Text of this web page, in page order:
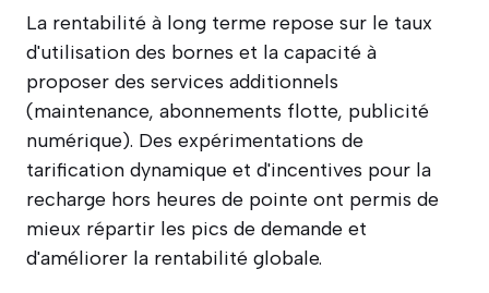
La rentabilité à long terme repose sur le taux
d'utilisation des bornes et la capacité à
proposer des services additionnels
(maintenance, abonnements flotte, publicité
numérique). Des expérimentations de
tarification dynamique et d'incentives pour la
recharge hors heures de pointe ont permis de
mieux répartir les pics de demande et
d'améliorer la rentabilité globale.